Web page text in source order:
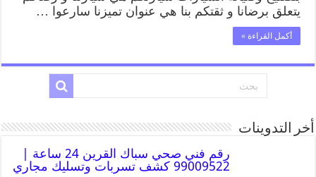
يتعلق برضانا و ثقتكم بنا هي عنوان تميزنا سارعوا …
أكمل القراءة »
أخر التدوينات
رقم فني صحي سباك القرين 24 ساعة |
99009522 كشف تسربات وتسليك مجاري